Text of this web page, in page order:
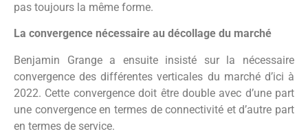
pas toujours la même forme.
La convergence nécessaire au décollage du marché
Benjamin Grange a ensuite insisté sur la nécessaire
convergence des différentes verticales du marché d’ici à
2022. Cette convergence doit être double avec d’une part
une convergence en termes de connectivité et d’autre part
en termes de service.